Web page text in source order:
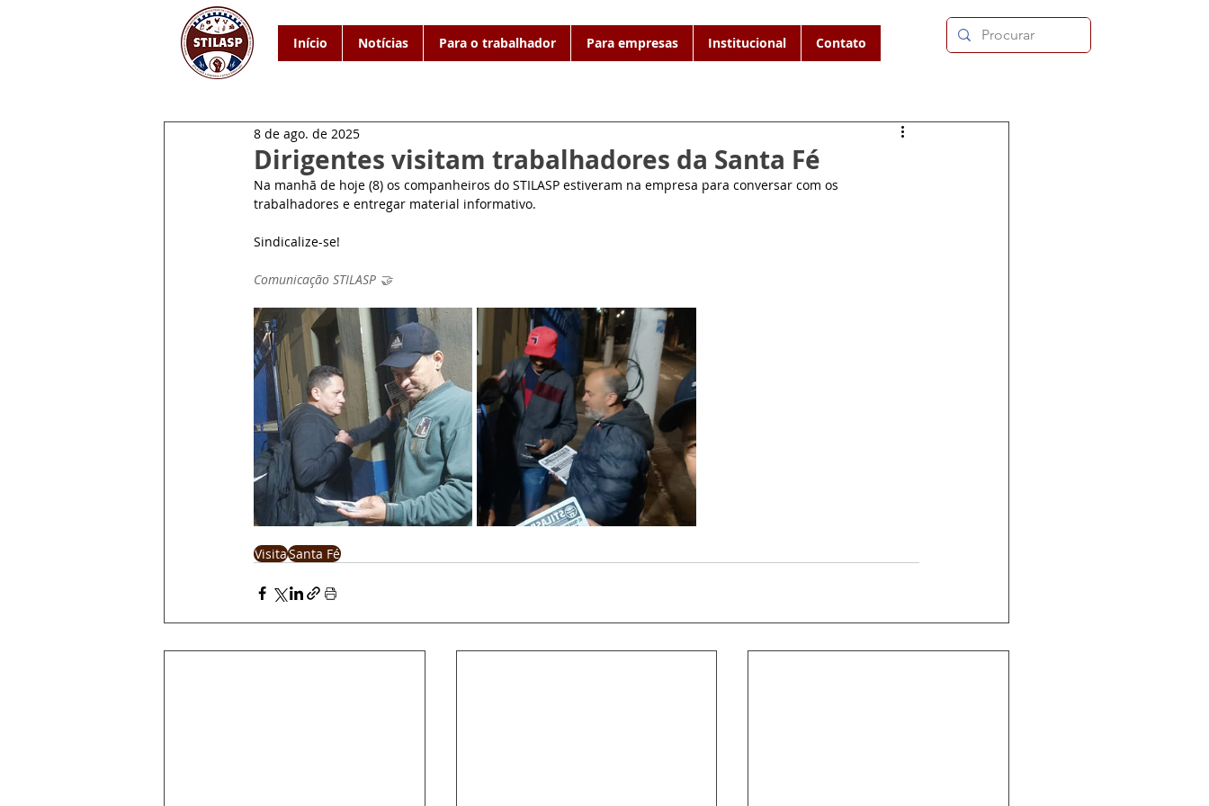
Início Notícias Para o trabalhador Para empresas Institucional Contato
Dirigentes visitam trabalhadores da Santa Fé
8 de ago. de 2025
Na manhã de hoje (8) os companheiros do STILASP estiveram na empresa para conversar com os
trabalhadores e entregar material informativo.
Sindicalize-se!
Comunicação STILASP 🤝
VisitaSanta Fé